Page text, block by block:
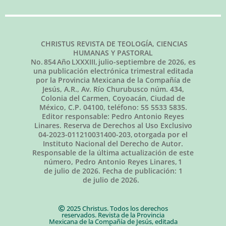
CHRISTUS REVISTA DE TEOLOGÍA, CIENCIAS
HUMANAS Y PASTORAL
No.854Año LXXXIII, julio-septiembre de 2026, es
una publicación electrónica trimestral editada
por la Provincia Mexicana de la Compañía de
Jesús, A.R., Av. Río Churubusco núm. 434,
Colonia del Carmen, Coyoacán, Ciudad de
México, C.P. 04100, teléfono: 55 5533 5835.
Editor responsable: Pedro Antonio Reyes
Linares. Reserva de Derechos al Uso Exclusivo
04-2023-011210031400-203, otorgada por el
Instituto Nacional del Derecho de Autor.
Responsable de la última actualización de este
número, Pedro Antonio Reyes Linares, 1
de julio de 2026. Fecha de publicación: 1
de julio de 2026.
2025 Christus. Todos los derechos
reservados. Revista de la Provincia
Mexicana de la Compañía de Jesús, editada